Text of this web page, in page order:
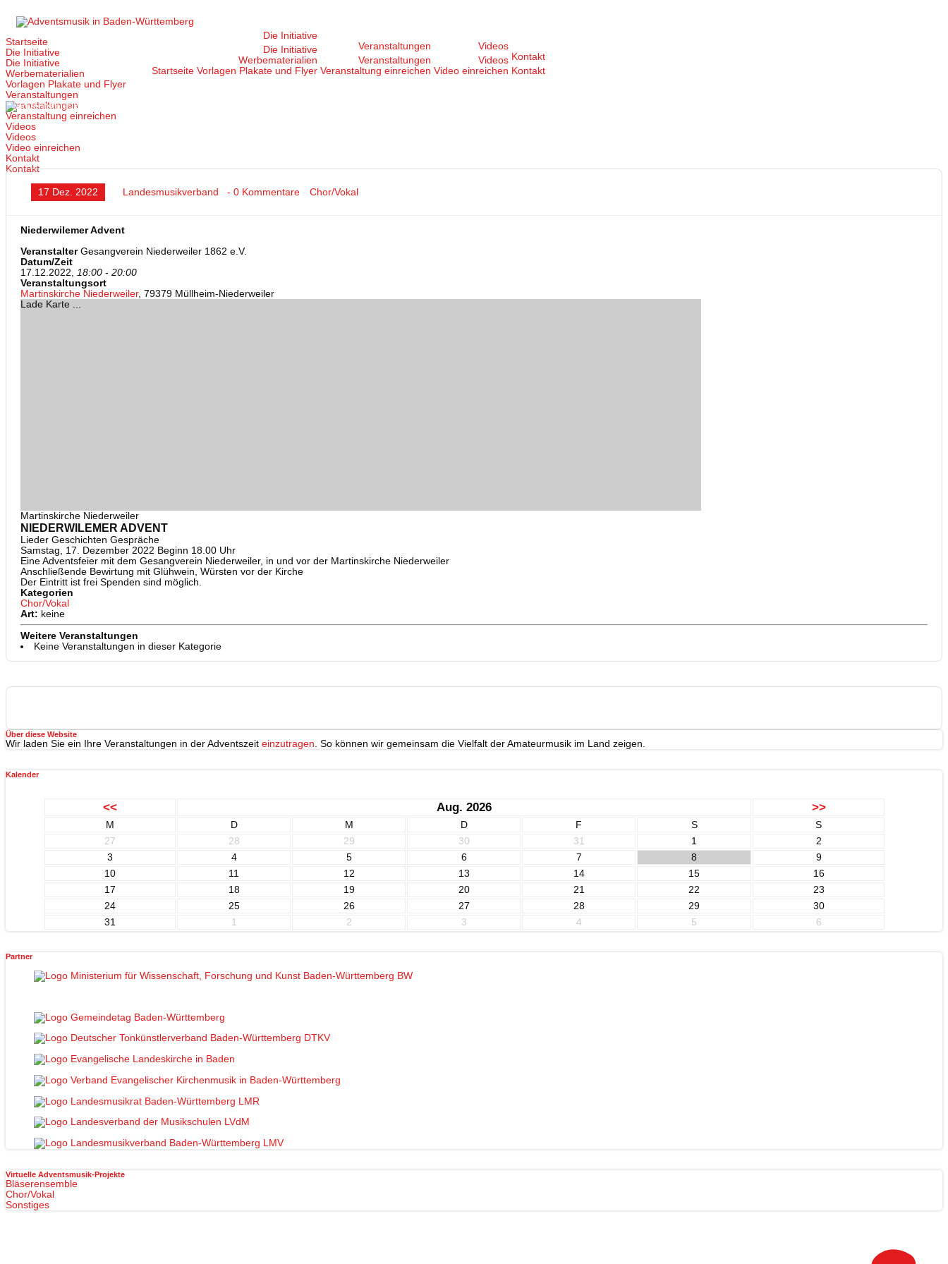
Inhalt
Startseite
Die Initiative
Die Initiative
Werbematerialien
Vorlagen Plakate und Flyer
Veranstaltungen
Veranstaltungen
Veranstaltung einreichen
Videos
Videos
Video einreichen
Kontakt
Kontakt
Startseite
Die Initiative
Die Initiative
Werbematerialien
Vorlagen Plakate und Flyer
Veranstaltungen
Veranstaltungen
Veranstaltung einreichen
Videos
Videos
Video einreichen
Kontakt
Kontakt
17 Dez. 2022 Landesmusikverband - 0 Kommentare Chor/Vokal
Niederwilemer Advent
VeranstalterGesangverein Niederweiler 1862 e.V.
Datum/Zeit
17.12.2022, 18:00 - 20:00
Veranstaltungsort
Martinskirche Niederweiler, 79379 Müllheim-Niederweiler
Lade Karte ...
Martinskirche Niederweiler
NIEDERWILEMER ADVENT
Lieder Geschichten Gespräche
Samstag, 17. Dezember 2022 Beginn 18.00 Uhr
Eine Adventsfeier mit dem Gesangverein Niederweiler, in und vor der Martinskirche Niederweiler
Anschließende Bewirtung mit Glühwein, Würsten vor der Kirche
Der Eintritt ist frei Spenden sind möglich.
Kategorien
Chor/Vokal
Art: keine
Weitere Veranstaltungen
Keine Veranstaltungen in dieser Kategorie
Über diese Website
Wir laden Sie ein Ihre Veranstaltungen in der Adventszeit einzutragen . So können wir gemeinsam die Vielfalt der Amateurmusik im Land zeigen.
Kalender
<< Aug. 2026 >>
M D M D F S
S
27
28 29 30 31 1
2
3
4 5 6 7 8
9
10
11 12 13 14 15
16
17
18 19 20 21 22
23
24
25 26 27 28 29
30
31
1 2 3 4 5 6
Partner
Virtuelle Adventsmusik-Projekte
Bläserensemble
Chor/Vokal
Sonstiges